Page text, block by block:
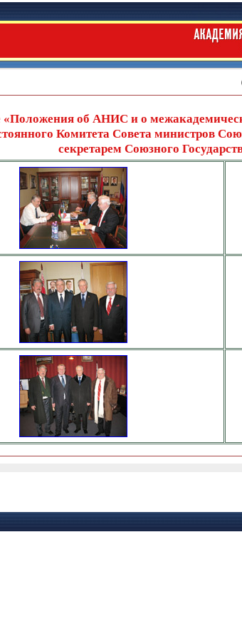
«Положения об АНИС и о
Комитета Совета министров
секретарем Союзного